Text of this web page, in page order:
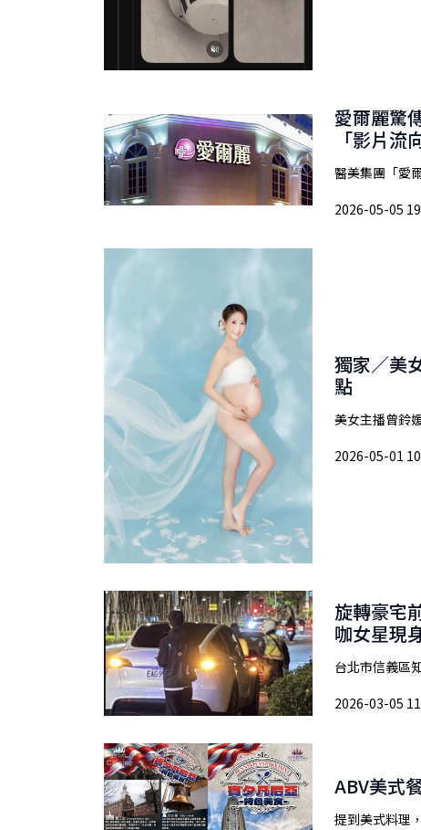
愛爾麗驚
「影片流
醫美集團「愛
2026-05-05
獨家／美
點
美女主播曾鈴
2026-05-01
旋轉豪宅
咖女星現
台北市信義區
2026-03-05
ABV美式
提到美式料理